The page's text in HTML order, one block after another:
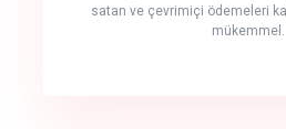
satan ve çevrimiçi ödemeleri
mükemmel.